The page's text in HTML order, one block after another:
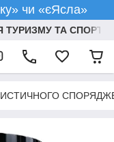
чи «єЯсла»
ТА СПОРТУ